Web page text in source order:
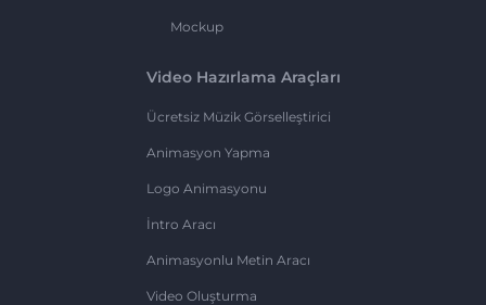
Mockup
Video Hazırlama Araçları
Ücretsiz Müzik Görselleştirici
Animasyon Yapma
Logo Animasyonu
İntro Aracı
Animasyonlu Metin Aracı
Video Oluşturma